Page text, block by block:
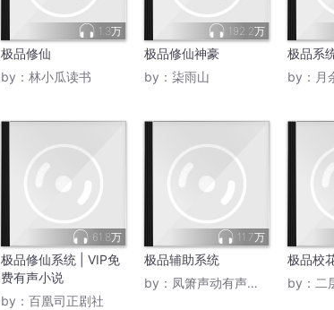
1.3万
极品修仙
by： 林小瓜读书
192.2万
极品修仙神豪
by： 柒雨山
极品系
by： 月
61.8万
极品修仙系统 | VIP免
费有声小说
by： 百凰司正剧社
11.7万
极品辅助系统
by： 凤箫声动有声故事
极品校
by： 二